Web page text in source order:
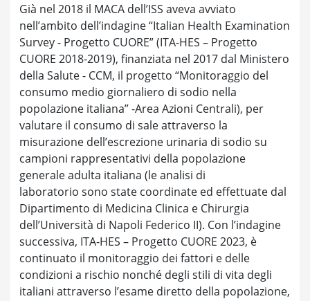
Già nel 2018 il MACA dell’ISS aveva avviato
nell’ambito dell’indagine “Italian Health Examination
Survey - Progetto CUORE” (ITA-HES – Progetto
CUORE 2018-2019), finanziata nel 2017 dal Ministero
della Salute - CCM, il progetto “Monitoraggio del
consumo medio giornaliero di sodio nella
popolazione italiana” -Area Azioni Centrali), per
valutare il consumo di sale attraverso la
misurazione dell’escrezione urinaria di sodio su
campioni rappresentativi della popolazione
generale adulta italiana (le analisi di
laboratorio sono state coordinate ed effettuate dal
Dipartimento di Medicina Clinica e Chirurgia
dell’Università di Napoli Federico II). Con l’indagine
successiva, ITA-HES – Progetto CUORE 2023, è
continuato il monitoraggio dei fattori e delle
condizioni a rischio nonché degli stili di vita degli
italiani attraverso l’esame diretto della popolazione,